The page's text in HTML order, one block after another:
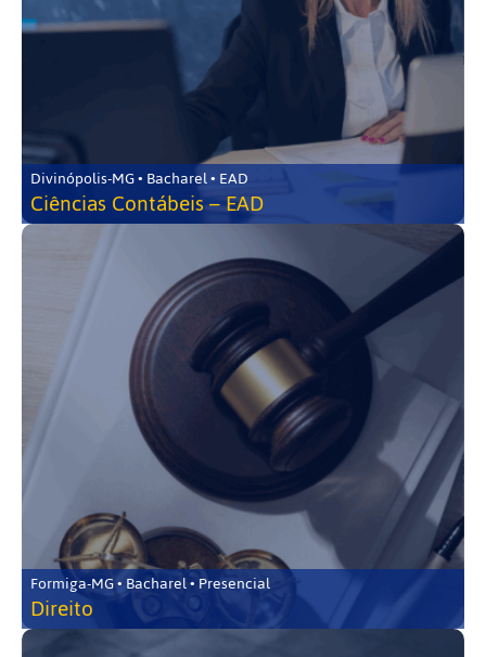
Divinópolis-MG • Bacharel • EAD
Ciências Contábeis – EAD
Formiga-MG • Bacharel • Presencial
Direito